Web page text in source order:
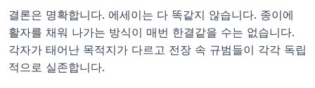
결론은 명확합니다. 에세이는 다 똑같지 않습니다. 종이에
활자를 채워 나가는 방식이 매번 한결같을 수는 없습니다.
각자가 태어난 목적지가 다르고 전장 속 규범들이 각각 독립
적으로 실존합니다.